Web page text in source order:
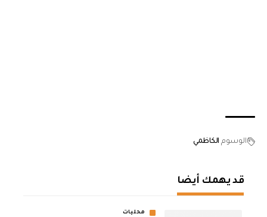
الوسوم الكاظمي
قد يهمك أيضا
محليات